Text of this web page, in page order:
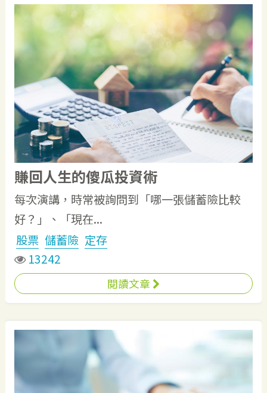
賺回人生的傻瓜投資術
每次演講，時常被詢問到「哪一張儲蓄險比較
好？」、「現在...
股票 儲蓄險 定存
13242
閱讀文章